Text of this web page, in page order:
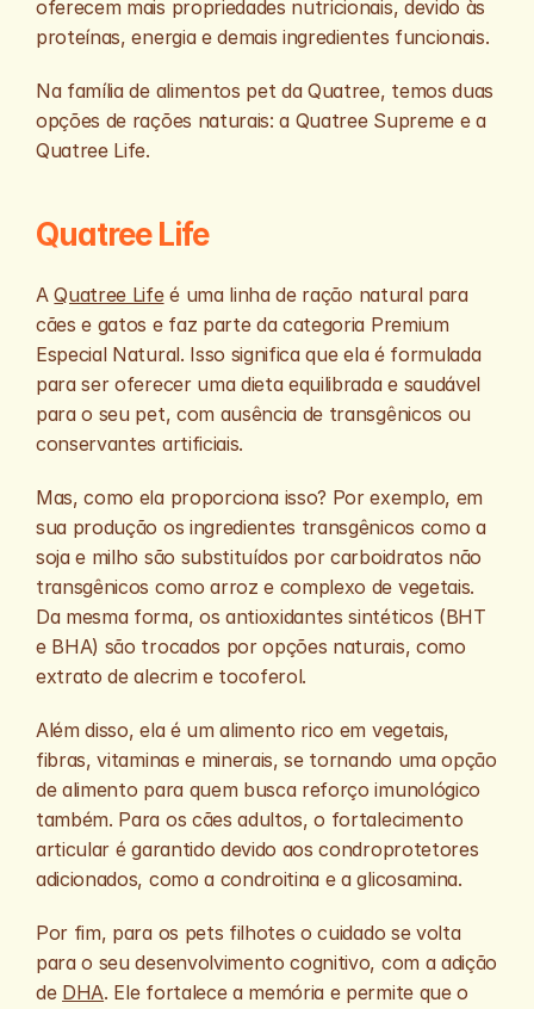
oferecem mais propriedades nutricionais, devido às
proteínas, energia e demais ingredientes funcionais.
Na família de alimentos pet da Quatree, temos duas
opções de rações naturais: a Quatree Supreme e a
Quatree Life.
Quatree Life
A Quatree Life é uma linha de ração natural para
cães e gatos e faz parte da categoria Premium
Especial Natural. Isso significa que ela é formulada
para ser oferecer uma dieta equilibrada e saudável
para o seu pet, com ausência de transgênicos ou
conservantes artificiais.
Mas, como ela proporciona isso? Por exemplo, em
sua produção os ingredientes transgênicos como a
soja e milho são substituídos por carboidratos não
transgênicos como arroz e complexo de vegetais.
Da mesma forma, os antioxidantes sintéticos (BHT
e BHA) são trocados por opções naturais, como
extrato de alecrim e tocoferol.
Além disso, ela é um alimento rico em vegetais,
fibras, vitaminas e minerais, se tornando uma opção
de alimento para quem busca reforço imunológico
também. Para os cães adultos, o fortalecimento
articular é garantido devido aos condroprotetores
adicionados, como a condroitina e a glicosamina.
Por fim, para os pets filhotes o cuidado se volta
para o seu desenvolvimento cognitivo, com a adição
de DHA. Ele fortalece a memória e permite que o